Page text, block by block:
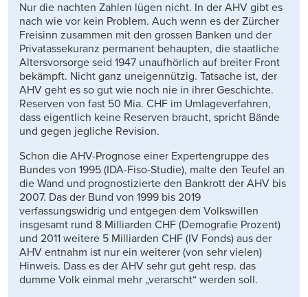
Nur die nachten Zahlen lügen nicht. In der AHV gibt es
nach wie vor kein Problem. Auch wenn es der Zürcher
Freisinn zusammen mit den grossen Banken und der
Privatassekuranz permanent behaupten, die staatliche
Altersvorsorge seid 1947 unaufhörlich auf breiter Front
bekämpft. Nicht ganz uneigennützig. Tatsache ist, der
AHV geht es so gut wie noch nie in ihrer Geschichte.
Reserven von fast 50 Mia. CHF im Umlageverfahren,
dass eigentlich keine Reserven braucht, spricht Bände
und gegen jegliche Revision.
Schon die AHV-Prognose einer Expertengruppe des
Bundes von 1995 (IDA-Fiso-Studie), malte den Teufel an
die Wand und prognostizierte den Bankrott der AHV bis
2007. Das der Bund von 1999 bis 2019
verfassungswidrig und entgegen dem Volkswillen
insgesamt rund 8 Milliarden CHF (Demografie Prozent)
und 2011 weitere 5 Milliarden CHF (IV Fonds) aus der
AHV entnahm ist nur ein weiterer (von sehr vielen)
Hinweis. Dass es der AHV sehr gut geht resp. das
dumme Volk einmal mehr „verarscht“ werden soll.